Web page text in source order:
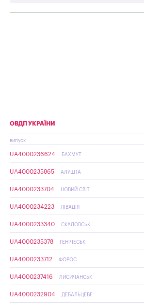
ОВДП УКРАЇНИ
випуск
UA4000236624 БАХМУТ
UA4000235865 АЛУШТА
UA4000233704 НОВИЙ СВІТ
UA4000234223 ЛІВАДІЯ
UA4000233340 СКАДОВСЬК
UA4000235378 ГЕНІЧЕСЬК
UA4000233712 ФОРОС
UA4000237416 ЛИСИЧАНСЬК
UA4000232904 ДЕБАЛЬЦЕВЕ